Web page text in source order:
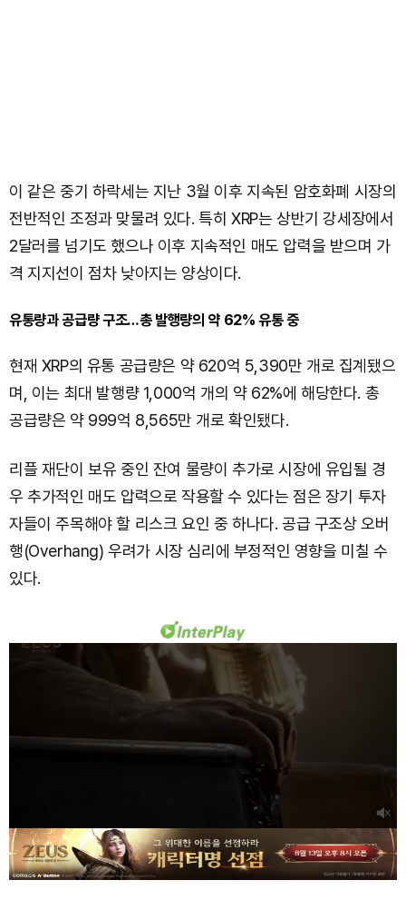
이 같은 중기 하락세는 지난 3월 이후 지속된 암호화폐 시장의
전반적인 조정과 맞물려 있다. 특히 XRP는 상반기 강세장에서
2달러를 넘기도 했으나 이후 지속적인 매도 압력을 받으며 가
격 지지선이 점차 낮아지는 양상이다.
유통량과 공급량 구조…총 발행량의 약 62% 유통 중
현재 XRP의 유통 공급량은 약 620억 5,390만 개로 집계됐으
며, 이는 최대 발행량 1,000억 개의 약 62%에 해당한다. 총
공급량은 약 999억 8,565만 개로 확인됐다.
리플 재단이 보유 중인 잔여 물량이 추가로 시장에 유입될 경
우 추가적인 매도 압력으로 작용할 수 있다는 점은 장기 투자
자들이 주목해야 할 리스크 요인 중 하나다. 공급 구조상 오버
행(Overhang) 우려가 시장 심리에 부정적인 영향을 미칠 수
있다.